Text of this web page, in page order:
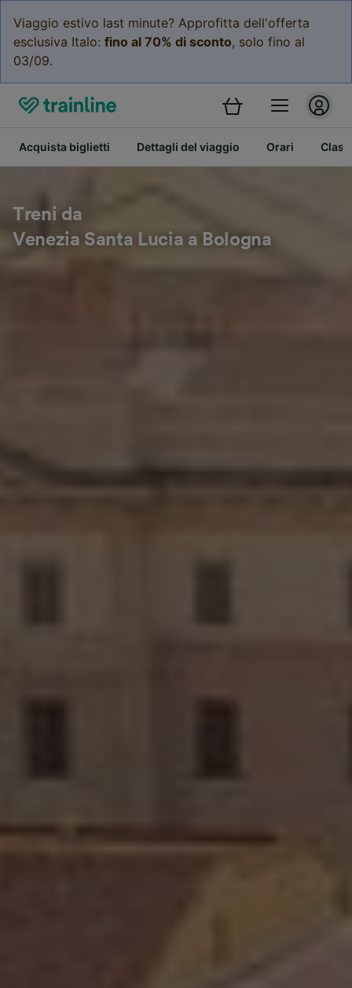
Viaggio estivo last minute? Approfitta dell'offerta
esclusiva Italo: fino al 70% di sconto, solo fino al
03/09.
Acquista biglietti Dettagli del viaggio Orari
Treni da
Venezia Santa Lucia a Bologna